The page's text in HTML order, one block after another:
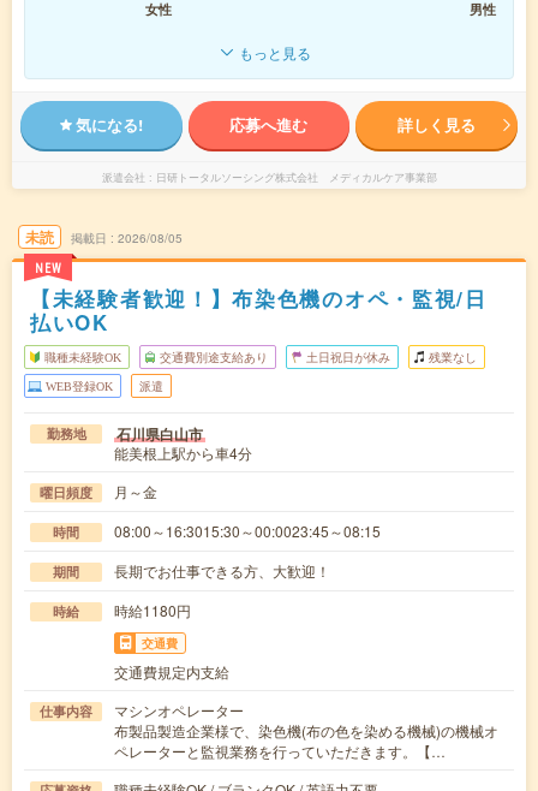
女性
男性
もっと見る
気になる! 応募へ進む 詳しく見る
派遣会社 日研トータルソーシング株式会社 メディカルケア事業部
未読
NEW
掲載日 2026/08/05
【未経験者歓迎！】布染色機のオペ・監視/日
払いOK
職種未経験OK 交通費別途支給あり 土日祝日が休み 残業なし
WEB登録OK 派遣
勤務地 石川県白山市
能美根上駅から車4分
曜日頻度 月～金
時間 08:00～16:3015:30～00:0023:45～08:15
期間 長期でお仕事できる方、大歓迎！
時給 時給1180円
交通費
交通費規定内支給
仕事内容
マシンオペレーター
布製品製造企業様で、染色機(布の色を染める機械)の機械オ
ペレーターと監視業務を行っていただきます。【…